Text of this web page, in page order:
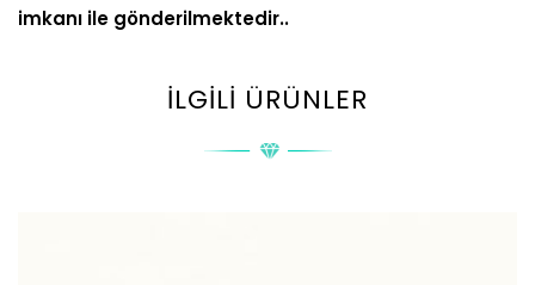
imkanı ile gönderilmektedir..
İLGILI ÜRÜNLER